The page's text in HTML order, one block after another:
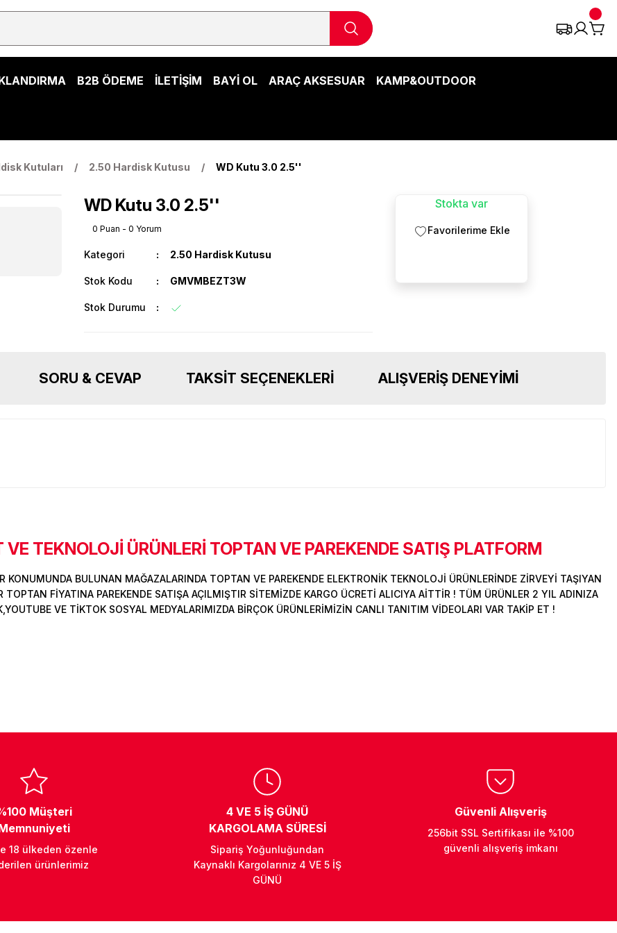
B2B ÖDEME İLETİŞİM BAYİ OL ARAÇ AKSESUAR KAMP&OUTDOOR
Kutuları 2.50 Hardisk Kutusu WD Kutu 3.0 2.5''
WD Kutu 3.0 2.5''
0 Puan - 0 Yorum
Kategori 2.50 Hardisk Kutusu
Stok Kodu GMVMBEZT3W
Stok Durumu
Stokta var
SORU & CEVAP TAKSIT SEÇENEKLERI ALIŞVERIŞ DENEYIMI
Bu ürüne ilk yorumu siz yapın!
Yorum Yaz
Ürün hakkında henüz soru sorulmamış.
Soru Sor
Sitemize ilk yorumu siz yapın!
Deneyimini Paylaş
TEKNOLOJİ ÜRÜNLERİ TOPTAN VE PAREKENDE SATIŞ PLATFORM
BULUNAN MAĞAZALARINDA TOPTAN VE PAREKENDE ELEKTRONİK TEKNOLOJİ ÜRÜNLERİNDE ZİRVEYİ TAŞIYAN
FİYATINA PAREKENDE SATIŞA AÇILMIŞTIR SİTEMİZDE KARGO ÜCRETİ ALICIYA AİTTİR ! TÜM ÜRÜNLER 2 YIL ADINIZA
VE TİKTOK SOSYAL MEDYALARIMIZDA BİRÇOK ÜRÜNLERİMİZİN CANLI TANITIM VİDEOLARI VAR TAKİP ET !
Müşteri
18 ülkeden özenle
ürünlerimiz
4 VE 5 İŞ GÜNÜ
KARGOLAMA SÜRESİ
Sipariş Yoğunluğundan
Kaynaklı Kargolarınız 4 VE 5 İŞ
GÜNÜ
Güvenli Alışveriş
256bit SSL Sertifikası ile %100
güvenli alışveriş imkanı